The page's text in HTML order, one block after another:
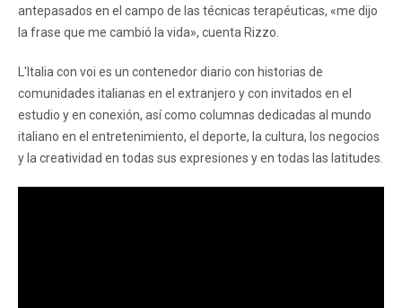
antepasados ​​en el campo de las técnicas terapéuticas, «me dijo
la frase que me cambió la vida», cuenta Rizzo.
L'Italia con voi es un contenedor diario con historias de
comunidades italianas en el extranjero y con invitados en el
estudio y en conexión, así como columnas dedicadas al mundo
italiano en el entretenimiento, el deporte, la cultura, los negocios
y la creatividad en todas sus expresiones y en todas las latitudes.